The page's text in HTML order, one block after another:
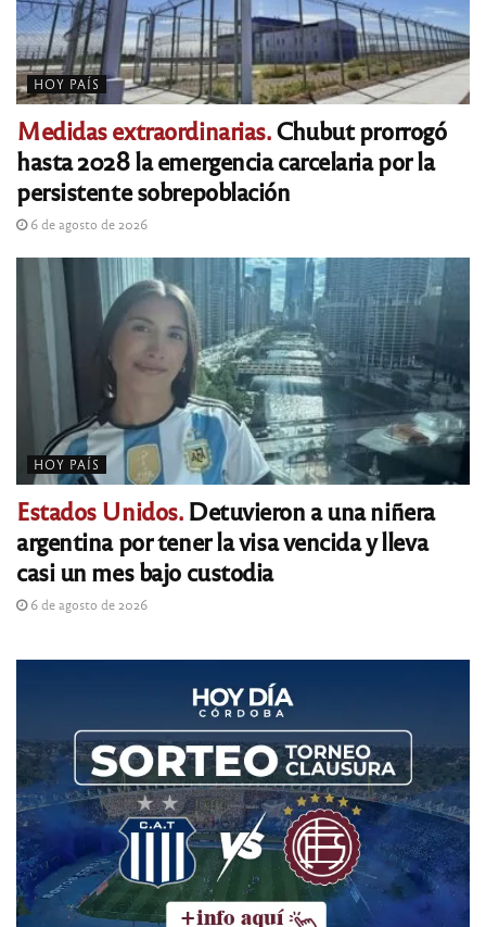
HOY PAÍS
Medidas extraordinarias.Chubut prorrogó
hasta 2028 la emergencia carcelaria por la
persistente sobrepoblación
6 de agosto de 2026
HOY PAÍS
Estados Unidos.Detuvieron a una niñera
argentina por tener la visa vencida y lleva
casi un mes bajo custodia
6 de agosto de 2026